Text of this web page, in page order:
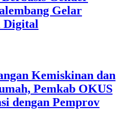
Gelar
Digital
Kemiskinan dan
Pemkab OKUS
dengan Pemprov